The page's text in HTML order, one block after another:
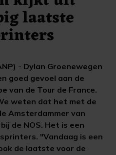
laatste
- Dylan Groenewegen
goed gevoel aan de
van de Tour de France.
weten dat het met de
Amsterdammer van
de NOS. Het is een
"Vandaag is een
de laatste voor de